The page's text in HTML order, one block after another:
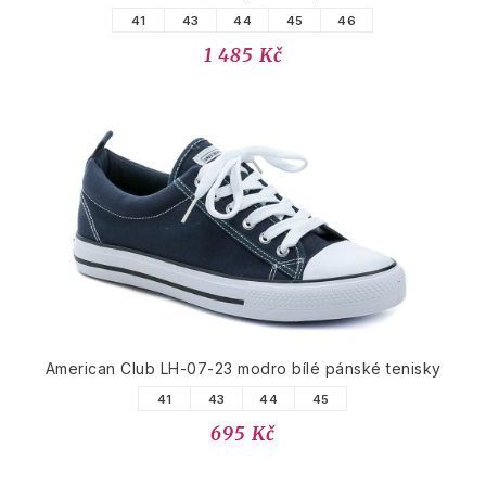
41 43 44 45 46
1 485 Kč
American Club LH-07-23 modro bílé pánské tenisky
41 43 44 45
695 Kč